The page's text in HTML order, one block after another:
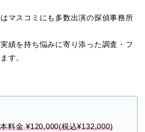
マスコミにも多数出演の探偵事務所
績を持ち悩みに寄り添った調査・フ
す。
料金 ¥120,000(税込¥132,000)